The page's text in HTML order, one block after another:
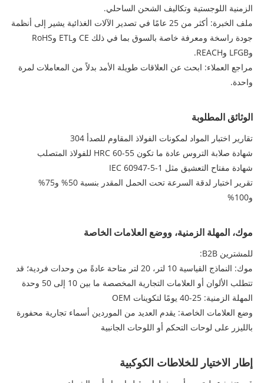
الزمنية اللوجستية وتكاليف الشحن الساحلي.
ملف الخبرة: أكثر من 25 عامًا في تصدير الآلات الغذائية يشير إلى أنظمة
جودة راسخة ومعرفة خاصة بالسوق بما في ذلك CE وETL وRoHS
وLFGB وREACH.
مراجع العملاء: ابحث عن العلاقات طويلة الأمد بدلاً من المعاملات لمرة
واحدة.
الوثائق المطلوبة
تقارير اختبار المواد لمكونات الفولاذ المقاوم للصدأ 304
شهادة صلابة التروس عادة ما تكون 55-60 HRC للفولاذ المتصلب
شهادة مفتاح التعشيق مثل IEC 60947-5-1
تقرير اختبار لدقة السرعة تحت الحمل المقدر بنسبة 50% و75%
و100%
موك، المهلة الزمنية، ووضع العلامات الخاصة
للمشترين B2B:
موك: النماذج القياسية 10 لتر، 20 لتر متاحة عادةً من وحدات فردية؛ قد
تتطلب الألوان أو العلامات التجارية المخصصة ما بين 10 إلى 50 وحدة
المهلة الزمنية: 25-40 يومًا لتكوينات OEM
وضع العلامات الخاصة: يقدم العديد من الموردين أسماء تجارية محفورة
بالليزر على لوحات التحكم أو اللوحات الجانبية
إطار الاختيار للخلاطات الكوكبية